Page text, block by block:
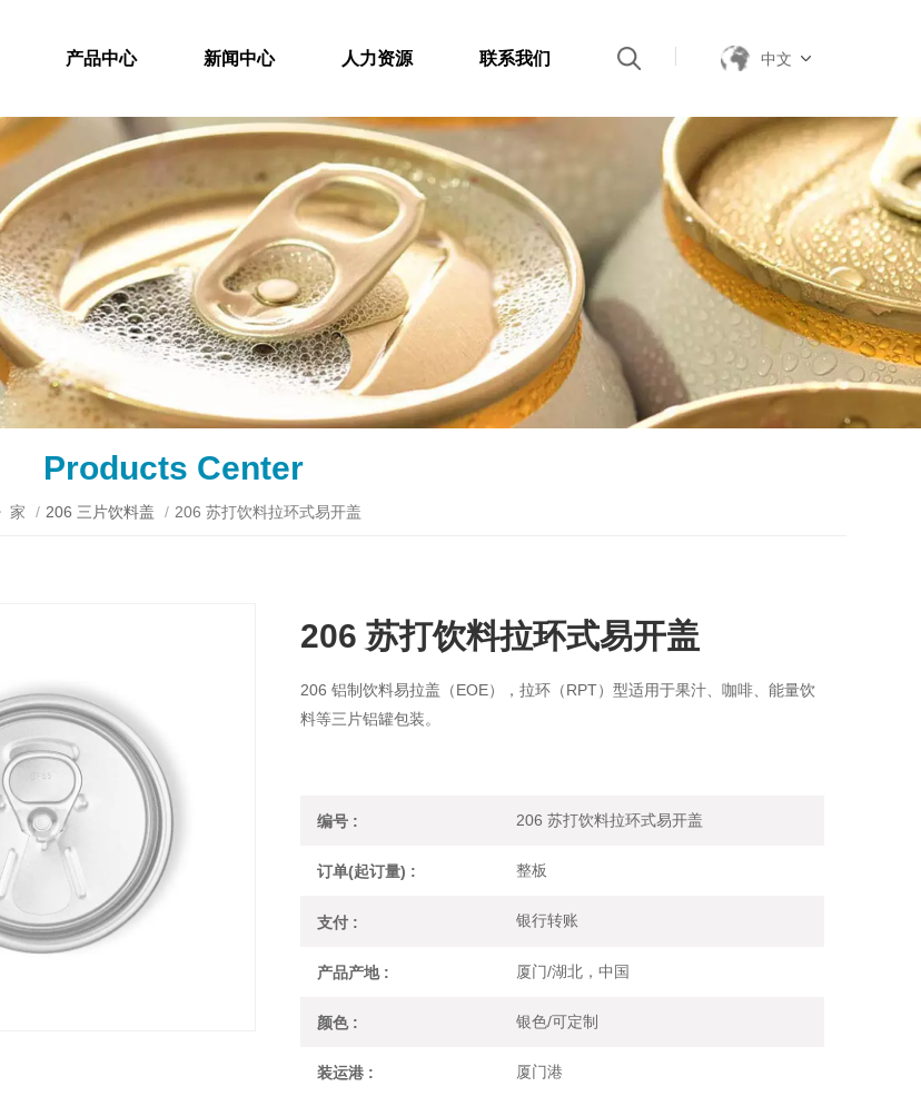
产品中心 新闻中心 人力资源 联系我们 中文
Products Center
家 / 206 三片饮料盖 / 206 苏打饮料拉环式易开盖
206 苏打饮料拉环式易开盖
206 铝制饮料易拉盖（EOE），拉环（RPT）型适用于果汁、咖啡、能量饮
料等三片铝罐包装。
编号 : 206 苏打饮料拉环式易开盖
订单(起订量) : 整板
支付 : 银行转账
产品产地 : 厦门/湖北，中国
颜色 : 银色/可定制
装运港 : 厦门港